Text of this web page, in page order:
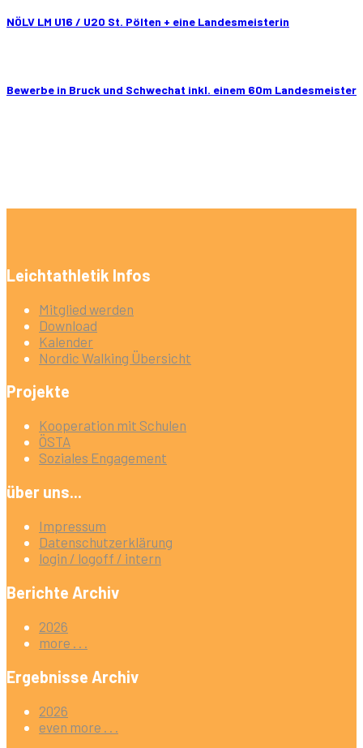
NÖLV LM U16 / U20 St. Pölten + eine Landesmeisterin
Bewerbe in Bruck und Schwechat inkl. einem 60m Landesmeister
Leichtathletik Infos
Mitglied werden
Download
Kalender
Nordic Walking Übersicht
Projekte
Kooperation mit Schulen
ÖSTA
Soziales Engagement
über uns...
Impressum
Datenschutzerklärung
login / logoff / intern
Berichte Archiv
2026
more . . .
Ergebnisse Archiv
2026
even more . . .